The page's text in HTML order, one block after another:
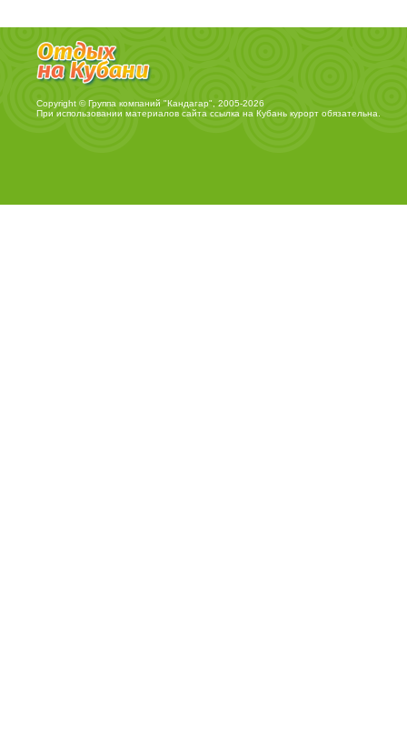
Copyright © Группа компаний "Кандагар", 2005-2026
При использовании материалов сайта ссылка на Кубань курортобязательна.